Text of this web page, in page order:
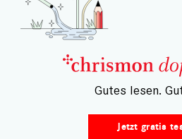
bringen ist. Der Herr gebe
ewige Licht leuchte ihm!
ANMELDEN, UM KOMMENTARE
– Gutes lesen.
Jetzt gratis